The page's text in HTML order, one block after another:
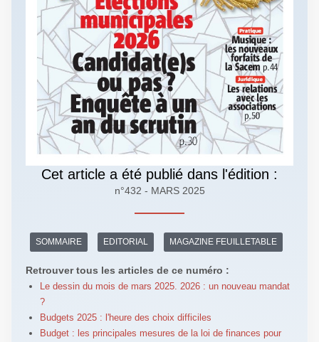
Cet article a été publié dans l'édition :
n°432 - MARS 2025
SOMMAIRE EDITORIAL MAGAZINE FEUILLETABLE
Retrouver tous les articles de ce numéro :
Le dessin du mois de mars 2025. 2026 : un nouveau mandat
?
Budgets 2025 : l'heure des choix difficiles
Budget : les principales mesures de la loi de finances pour